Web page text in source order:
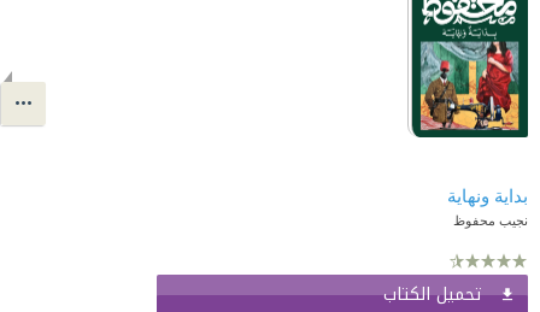
بداية ونهاية
نجيب محفوظ
تحميل الكتاب